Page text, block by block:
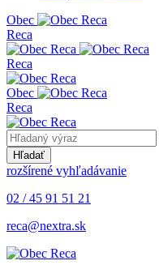
Obec
Reca
Reca
Obec
Reca
Hľadať
rozšírené vyhľadávanie
02 / 45 91 51 21
reca@nextra.sk